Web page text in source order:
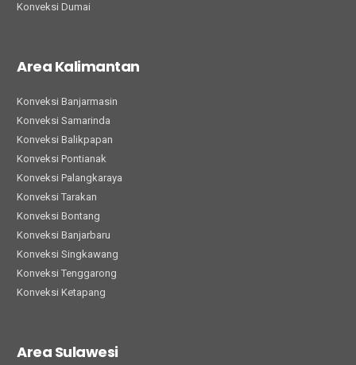
Konveksi Dumai
Area Kalimantan
Konveksi Banjarmasin
Konveksi Samarinda
Konveksi Balikpapan
Konveksi Pontianak
Konveksi Palangkaraya
Konveksi Tarakan
Konveksi Bontang
Konveksi Banjarbaru
Konveksi Singkawang
Konveksi Tenggarong
Konveksi Ketapang
Area Sulawesi